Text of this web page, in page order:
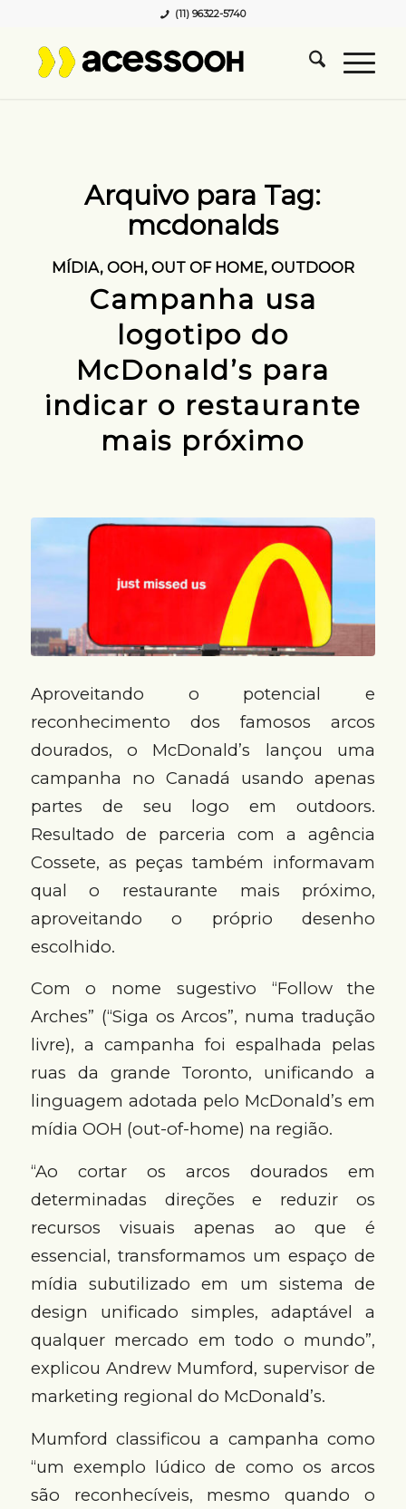
(11) 96322-5740
Arquivo para Tag:
mcdonalds
MÍDIA, OOH, OUT OF HOME, OUTDOOR
Campanha usa
logotipo do
McDonald’s para
indicar o restaurante
mais próximo
Aproveitando o potencial e
reconhecimento dos famosos arcos
dourados, o McDonald’s lançou uma
campanha no Canadá usando apenas
partes de seu logo em outdoors.
Resultado de parceria com a agência
Cossete, as peças também informavam
qual o restaurante mais próximo,
aproveitando o próprio desenho
escolhido.
Com o nome sugestivo “Follow the
Arches” (“Siga os Arcos”, numa tradução
livre), a campanha foi espalhada pelas
ruas da grande Toronto, unificando a
linguagem adotada pelo McDonald’s em
mídia OOH (out-of-home) na região.
“Ao cortar os arcos dourados em
determinadas direções e reduzir os
recursos visuais apenas ao que é
essencial, transformamos um espaço de
mídia subutilizado em um sistema de
design unificado simples, adaptável a
qualquer mercado em todo o mundo”,
explicou Andrew Mumford, supervisor de
marketing regional do McDonald’s.
Mumford classificou a campanha como
“um exemplo lúdico de como os arcos
são reconhecíveis, mesmo quando o